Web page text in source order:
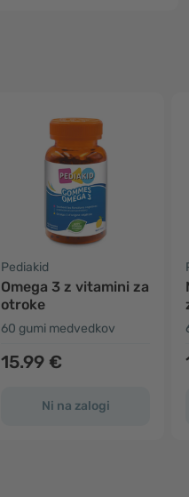
Pediakid
Omega 3 z vitamini za
otroke
60 gumi medvedkov
15.99 €
Ni na zalogi